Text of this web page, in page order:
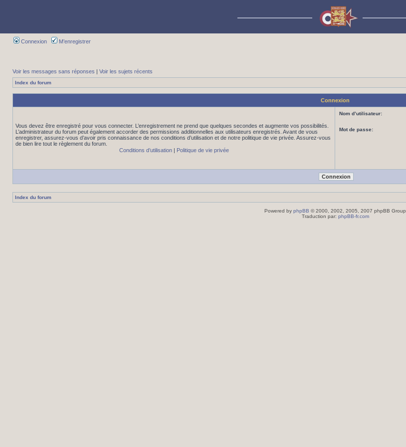
Connexion M’enregistrer
Voir les messages sans réponses | Voir les sujets récents
Index du forum
Connexion
Vous devez être enregistré pour vous connecter. L’enregistrement ne prend que quelques secondes et augmente vos possibilités.
L’administrateur du forum peut également accorder des permissions additionnelles aux utilisateurs enregistrés. Avant de vous
enregistrer, assurez-vous d’avoir pris connaissance de nos conditions d’utilisation et de notre politique de vie privée. Assurez-vous
de bien lire tout le règlement du forum.
Conditions d’utilisation| Politique de vie privée
Nom d’utilisateur:
Mot de passe:
Index du forum
Powered by phpBB © 2000, 2002, 2005, 2007 phpBB Group
Traduction par: phpBB-fr.com